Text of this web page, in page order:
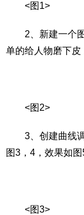
<图1>
2、新建一个图
单的给人物磨下皮
<图2>
3、创建曲线调
图3，4，效果如图
<图3>